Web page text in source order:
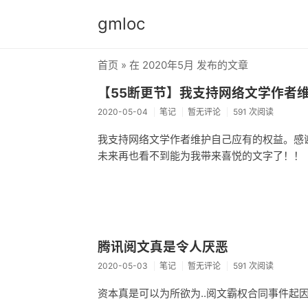
gmloc
首页 » 在 2020年5月 发布的文章
【55断更节】我支持网络文学作者
2020-05-04 笔记 暂无评论 591 次阅读
我支持网络文学作者维护自己应有的权益。
未来再也看不到能为我带来喜悦的文字了！！
腾讯阅文真是令人厌恶
2020-05-03 笔记 暂无评论 591 次阅读
资本真是可以为所欲为..阅文霸权合同事件起